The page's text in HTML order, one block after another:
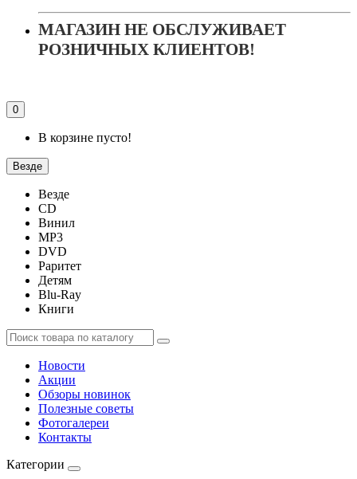
МАГАЗИН НЕ ОБСЛУЖИВАЕТ
РОЗНИЧНЫХ КЛИЕНТОВ!
0
В корзине пусто!
Везде
Везде
CD
Винил
MP3
DVD
Раритет
Детям
Blu-Ray
Книги
Новости
Акции
Обзоры новинок
Полезные советы
Фотогалереи
Контакты
Категории